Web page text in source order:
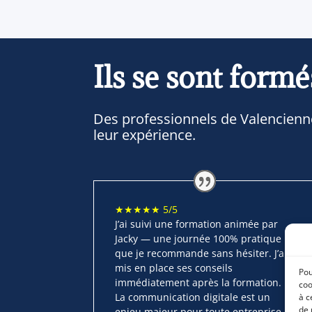
à
de
Ils se sont
Des professionnels de
leur expérience.
★★★★★ 5/5
J’ai suivi une formation animée par
Jacky — une journée 100% pratique
que je recommande sans hésiter. J’ai
mis en place ses conseils
immédiatement après la formation.
La communication digitale est un